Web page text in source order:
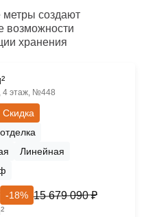
создают
возможности
хранения
4 этаж, №448
Скидка
Линейная
-18% 15 679 090 ₽